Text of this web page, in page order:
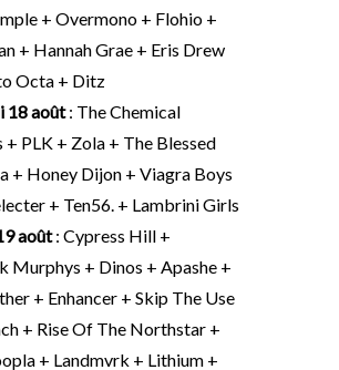
+ Overmono + Flohio +
+ Hannah Grae + Eris Drew
Octa + Ditz
18 août: The Chemical
+ PLK + Zola + The Blessed
+ Honey Dijon + Viagra Boys
+ Ten56. + Lambrini Girls
août: Cypress Hill +
Murphys + Dinos + Apashe +
+ Enhancer + Skip The Use
+ Rise Of The Northstar +
+ Landmvrk + Lithium +